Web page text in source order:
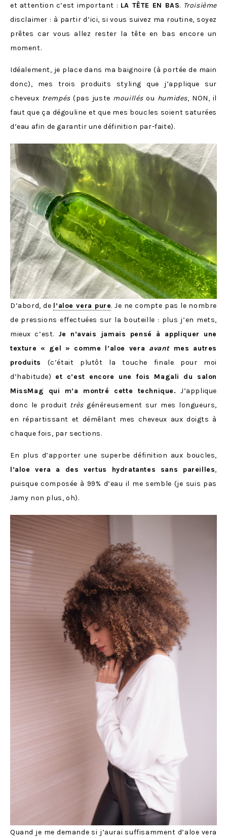
et attention c’est important : LA TÊTE EN BAS. Troisième
disclaimer : à partir d’ici, si vous suivez ma routine, soyez
prêtes car vous allez rester la tête en bas encore un
moment.
Idéalement, je place dans ma baignoire (à portée de main
donc), mes trois produits styling que j’applique sur
cheveux trempés(pas juste mouillés ou humides, NON, il
faut que ça dégouline et que mes boucles soient saturées
d’eau afin de garantir une définition par-faite).
D’abord, de l’aloe vera pure. Je ne compte pas le nombre
de pressions effectuées sur la bouteille : plus j’en mets,
mieux c’est. Je n’avais jamais pensé à appliquer une
texture « gel » comme l’aloe vera avantmes autres
produits
(c’était plutôt la touche finale pour moi
d’habitude) et c’est encore une fois Magali du salon
MissMag qui m’a montré cette technique. J’applique
donc le produit trèsgénéreusement sur mes longueurs,
en répartissant et démêlant mes cheveux aux doigts à
chaque fois, par sections.
En plus d’apporter une superbe définition aux boucles,
l’aloe vera a des vertus hydratantes sans pareilles,
puisque composée à 99% d’eau il me semble (je suis pas
Jamy non plus, oh).
Quand je me demande si j’aurai suffisamment d’aloe vera